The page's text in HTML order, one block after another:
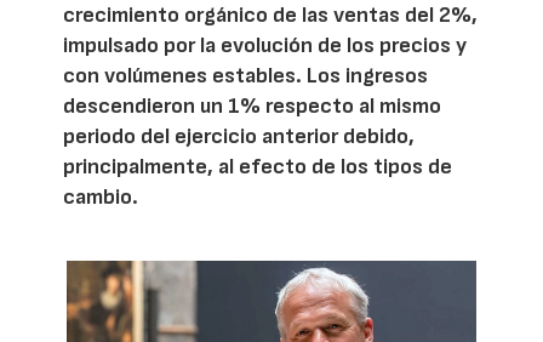
crecimiento orgánico de las ventas del 2%,
impulsado por la evolución de los precios y
con volúmenes estables. Los ingresos
descendieron un 1% respecto al mismo
periodo del ejercicio anterior debido,
principalmente, al efecto de los tipos de
cambio.